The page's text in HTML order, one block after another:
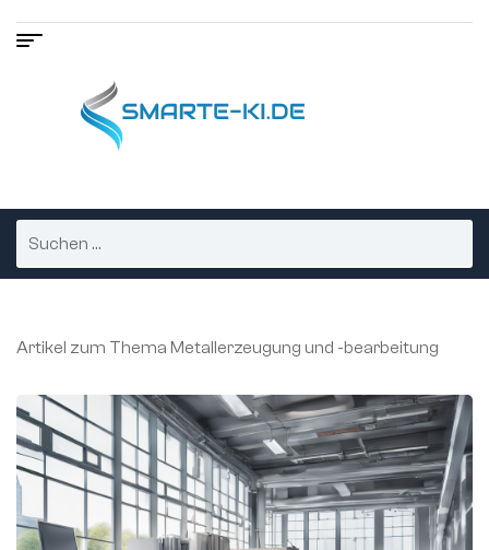
Artikel zum Thema Metallerzeugung und -bearbeitung